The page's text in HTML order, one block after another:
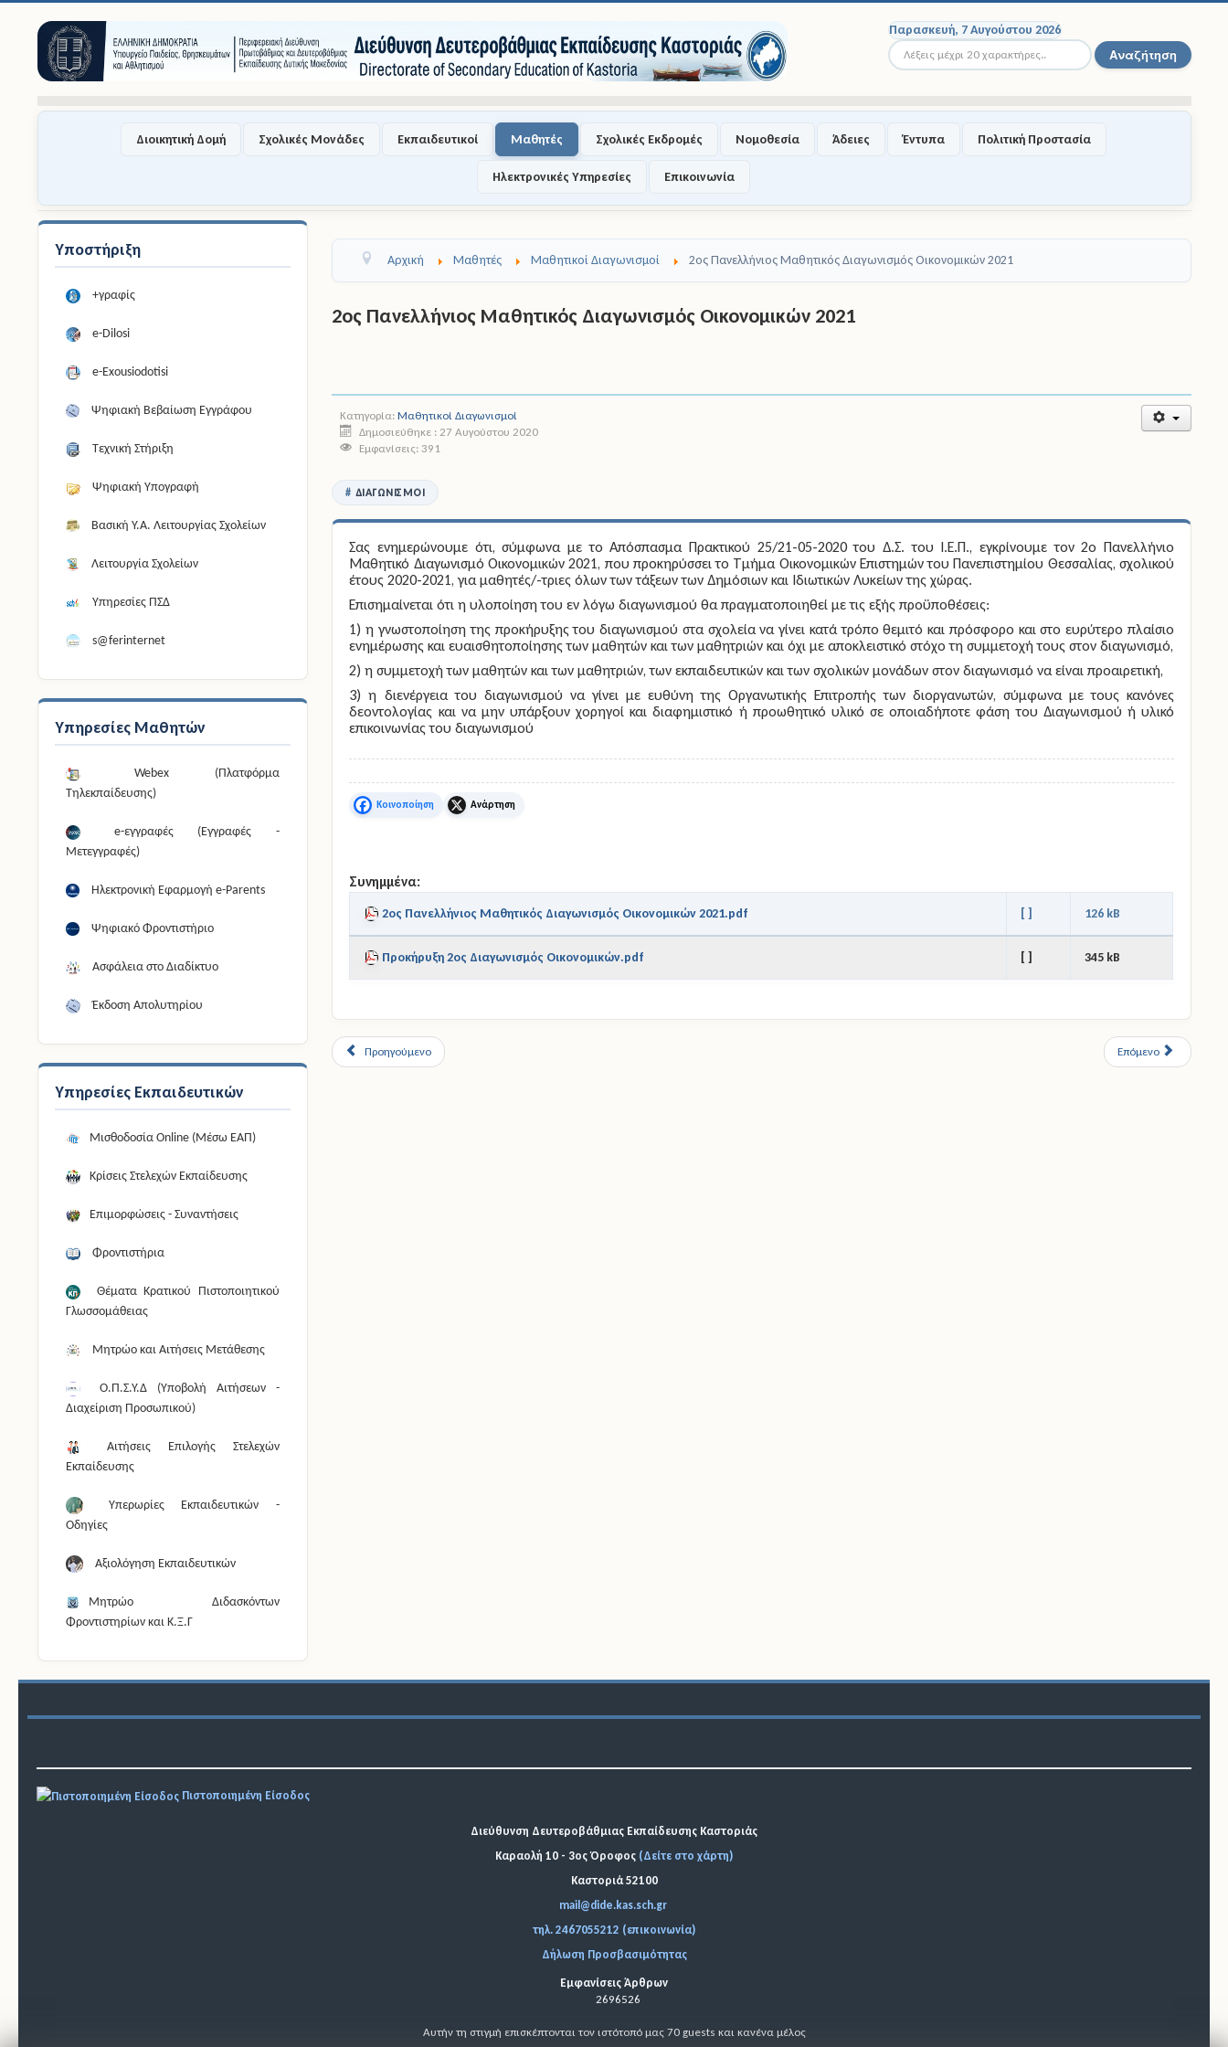
Παρασκευή, 7 Αυγούστου 2026
Αναζήτηση... Αναζήτηση
Διοικητική Δομή Σχολικές Μονάδες Εκπαιδευτικοί Μαθητές Σχολικές Εκδρομές Νομοθεσία Άδειες Έντυπα Πολιτική Προστασία
Ηλεκτρονικές Υπηρεσίες Επικοινωνία
Υποστήριξη
+γραφίς
e-Dilosi
e-Exousiodotisi
Ψηφιακή Βεβαίωση Εγγράφου
Τεχνική Στήριξη
Ψηφιακή Υπογραφή
Βασική Υ.Α. Λειτουργίας Σχολείων
Λειτουργία Σχολείων
Υπηρεσίες ΠΣΔ
s@ferinternet
Υπηρεσίες Μαθητών
Webex (Πλατφόρμα
Τηλεκπαίδευσης)
e-εγγραφές (Εγγραφές -
Μετεγγραφές)
Ηλεκτρονική Εφαρμογή e-Parents
Ψηφιακό Φροντιστήριο
Ασφάλεια στο Διαδίκτυο
Έκδοση Απολυτηρίου
Υπηρεσίες Εκπαιδευτικών
Μισθοδοσία Online (Μέσω ΕΑΠ)
Κρίσεις Στελεχών Εκπαίδευσης
Επιμορφώσεις - Συναντήσεις
Φροντιστήρια
Θέματα Κρατικού Πιστοποιητικού
Γλωσσομάθειας
Μητρώο και Αιτήσεις Μετάθεσης
Ο.Π.Σ.Υ.Δ (Υποβολή Αιτήσεων -
Διαχείριση Προσωπικού)
Αιτήσεις Επιλογής Στελεχών
Εκπαίδευσης
Υπερωρίες Εκπαιδευτικών -
Οδηγίες
Αξιολόγηση Εκπαιδευτικών
Μητρώο Διδασκόντων
Φροντιστηρίων και Κ.Ξ.Γ
Αρχική Μαθητές Μαθητικοί Διαγωνισμοί 2ος Πανελλήνιος Μαθητικός Διαγωνισμός Οικονομικών 2021
2ος Πανελλήνιος Μαθητικός Διαγωνισμός Οικονομικών 2021
Κατηγορία:Μαθητικοί Διαγωνισμοί
Δημοσιεύθηκε : 27 Αυγούστου 2020
Εμφανίσεις: 391
ΔΙΑΓΩΝΙΣΜΟΊ
Σας ενημερώνουμε ότι, σύμφωνα με το Απόσπασμα Πρακτικού 25/21-05-2020 του Δ.Σ. του Ι.Ε.Π., εγκρίνουμε τον2ο Πανελλήνιο
Μαθητικό Διαγωνισμό Οικονομικών 2021, που προκηρύσσει το Τμήμα Οικονομικών Επιστημών του Πανεπιστημίου Θεσσαλίας, σχολικού
έτους 2020-2021, για μαθητές/-τριες όλων των τάξεων των Δημόσιων και Ιδιωτικών Λυκείων της χώρας.
Επισημαίνεται ότι η υλοποίηση του εν λόγω διαγωνισμού θα πραγματοποιηθεί με τις εξής προϋποθέσεις:
1) η γνωστοποίηση της προκήρυξης του διαγωνισμού στα σχολεία να γίνει κατά τρόπο θεμιτό και πρόσφορο και στο ευρύτερο πλαίσιο
ενημέρωσης και ευαισθητοποίησης των μαθητών και των μαθητριών και όχι με αποκλειστικό στόχο τη συμμετοχή τους στον διαγωνισμό,
2) η συμμετοχή των μαθητών και των μαθητριών, των εκπαιδευτικών και των σχολικών μονάδων στον διαγωνισμό να είναι προαιρετική,
3) η διενέργεια του διαγωνισμού να γίνει με ευθύνη της Οργανωτικής Επιτροπής των διοργανωτών, σύμφωνα με τους κανόνες
δεοντολογίας και να μην υπάρξουν χορηγοί και διαφημιστικό ή προωθητικό υλικό σε οποιαδήποτε φάση του Διαγωνισμού ή υλικό
επικοινωνίας του διαγωνισμού
Facebook X
Συνημμένα:
2ος Πανελλήνιος Μαθητικός Διαγωνισμός Οικονομικών 2021.pdf [ ] 126 kB
Προκήρυξη 2ος Διαγωνισμός Οικονομικών.pdf [ ] 345 kB
Προηγούμενο Επόμενο
Πιστοποιημένη Είσοδος
Διεύθυνση Δευτεροβάθμιας Εκπαίδευσης Καστοριάς
Καραολή 10 - 3ος Όροφος (Δείτε στο χάρτη)
Καστοριά 52100
mail@dide.kas.sch.gr
τηλ. 2467055212 (επικοινωνία)
Δήλωση Προσβασιμότητας
Εμφανίσεις Άρθρων
2696526
Αυτήν τη στιγμή επισκέπτονται τον ιστότοπό μας 70 guests και κανένα μέλος